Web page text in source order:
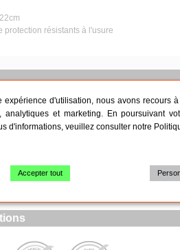
protection résistants à l'usure
d'utilisation, nous avons recours
analytiques et marketing. En poursuivant
d'informations, veuillez consulter notre
Accepter tout